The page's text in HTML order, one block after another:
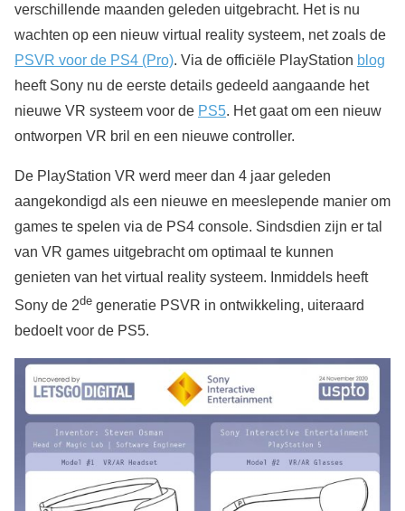
verschillende maanden geleden uitgebracht. Het is nu
wachten op een nieuw virtual reality systeem, net zoals de
PSVR voor de PS4 (Pro). Via de officiële PlayStation blog
heeft Sony nu de eerste details gedeeld aangaande het
nieuwe VR systeem voor de PS5. Het gaat om een nieuw
ontworpen VR bril en een nieuwe controller.
De PlayStation VR werd meer dan 4 jaar geleden
aangekondigd als een nieuwe en meeslepende manier om
games te spelen via de PS4 console. Sindsdien zijn er tal
van VR games uitgebracht om optimaal te kunnen
genieten van het virtual reality systeem. Inmiddels heeft
Sony de 2de generatie PSVR in ontwikkeling, uiteraard
bedoelt voor de PS5.